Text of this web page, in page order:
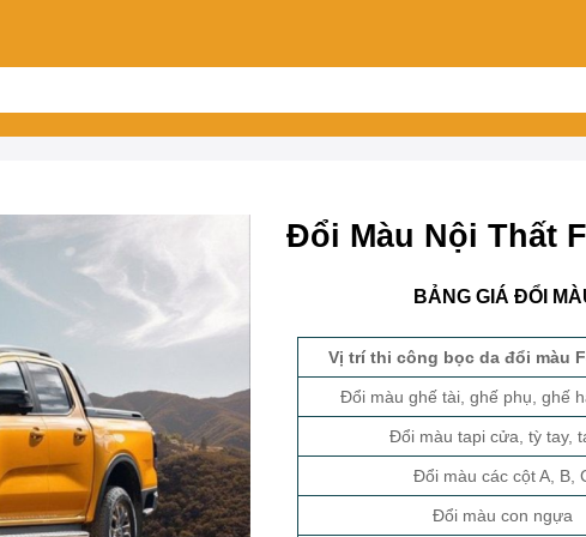
Đổi Màu Nội Thất
BẢNG GIÁ ĐỔI
Vị trí thi công bọc da đổi màu
Đổi màu ghế tài, ghế phụ, ghế
Đổi màu tapi cửa, tỳ tay,
Đổi màu các cột A, B,
Đổi màu con ngựa